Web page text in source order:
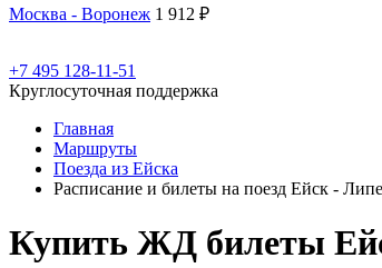
Москва - Воронеж 1 912 ₽
+7 495 128-11-51
Круглосуточная поддержка
Главная
Маршруты
Поезда из Ейска
Расписание и билеты на поезд Ейск -
Купить ЖД билеты